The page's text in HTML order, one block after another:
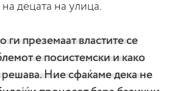
децата на улица.
преземаат властите се
е посистемски и како
решава. Ние сфаќаме дека не